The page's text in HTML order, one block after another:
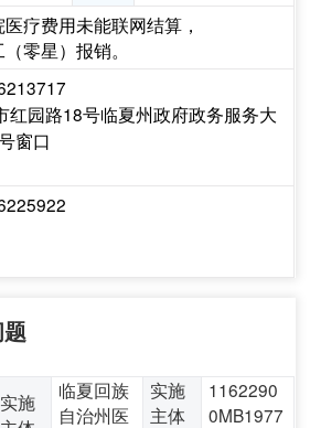
疗费用未能联网结算，
零星）报销。
红园路18号临夏州政府政务服务大
窗口
实施
临夏回族
自治州医
实施
主体
1162290
0MB1977